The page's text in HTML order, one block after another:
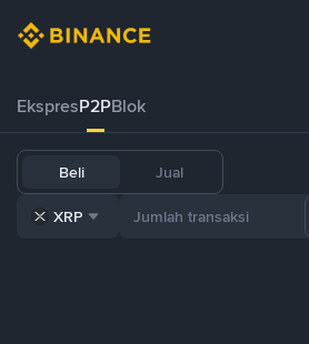
EkspresP2PBlok
Beli Jual
XRP